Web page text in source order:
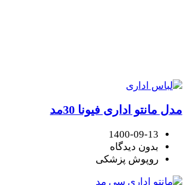
مدل مانتو اداری فیونا 30مد
1400-09-13
بدون دیدگاه
روپوش پزشکی